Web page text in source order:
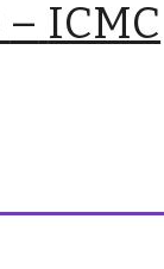
– ICMC